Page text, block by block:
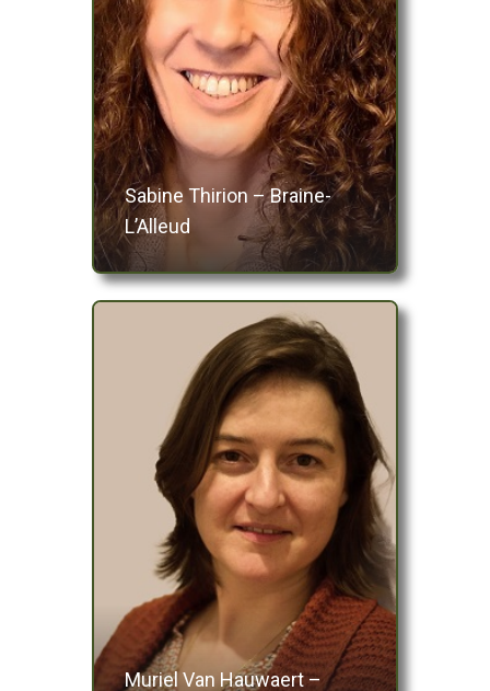
Sabine Thirion – Braine-
L’Alleud
Muriel Van Hauwaert –